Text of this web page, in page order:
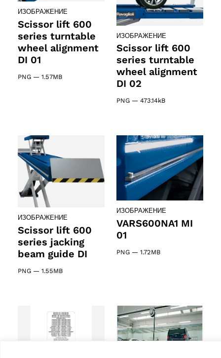
ИЗОБРАЖЕНИЕ
Scissor lift 600
series turntable
wheel alignment
DI 01
PNG — 1.57MB
ИЗОБРАЖЕНИЕ
Scissor lift 600
series turntable
wheel alignment
DI 02
PNG — 473.14kB
ИЗОБРАЖЕНИЕ
Scissor lift 600
series jacking
beam guide DI
PNG — 1.55MB
ИЗОБРАЖЕНИЕ
VARS600NA1 MI
01
PNG — 1.72MB